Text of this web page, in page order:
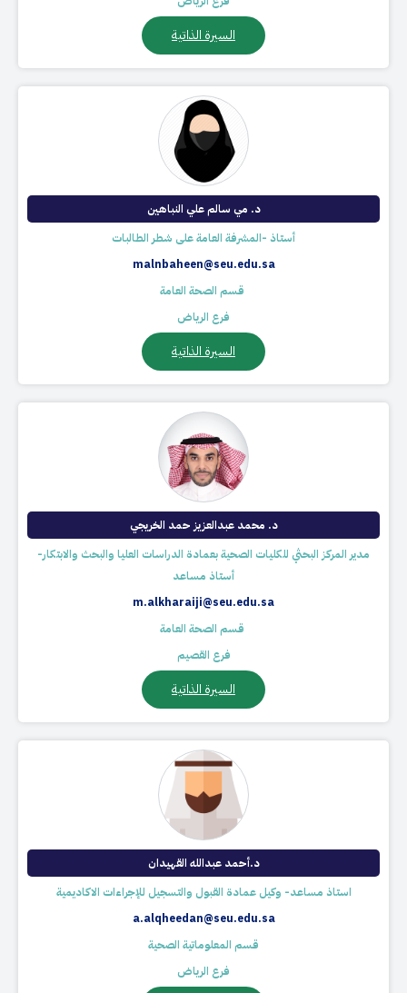
السيرة الذاتية
د. مي سالم علي النباهين
أستاذ -المشرفة العامة على شطر الطالبات
malnbaheen@seu.edu.sa
​ قسم الصحة العامة
فرع الرياض
السيرة الذاتية
د. محمد عبدالعزيز حمد الخريجي
مدير المركز البحثي للكليات الصحية بعمادة الدراسات العليا والبحث والابتكار-
أستاذ مساعد
m.alkharaiji@seu.edu.sa
​ قسم الصحة العامة
فرع القصيم
السيرة الذاتية
د.أحمد عبدالله القهيدان
استاذ مساعد- وكيل عمادة القبول والتسجيل للإجراءات الاكاديمية
a.alqheedan@seu.edu.sa
قسم المعلوماتية الصحية
فرع الرياض